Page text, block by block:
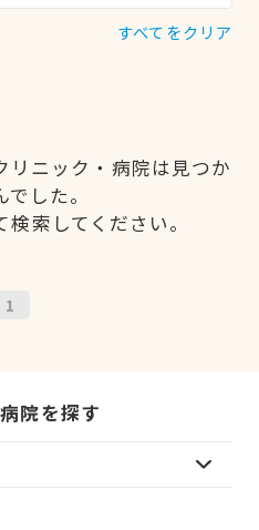
すべてをクリア
リニック・病院は見つか
でした。
索してください。
1
院を探す